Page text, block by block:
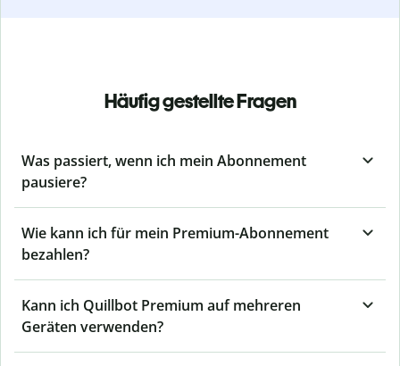
Häufig gestellte Fragen
Was passiert, wenn ich mein Abonnement
pausiere?
Wie kann ich für mein Premium-Abonnement
bezahlen?
Kann ich Quillbot Premium auf mehreren
Geräten verwenden?